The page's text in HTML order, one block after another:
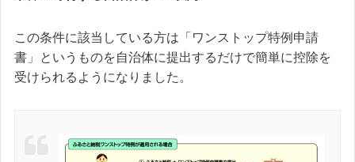
この条件に該当している方は「ワンストップ特例申請
書」というものを自治体に提出するだけで簡単に控除を
受けられるようになりました。